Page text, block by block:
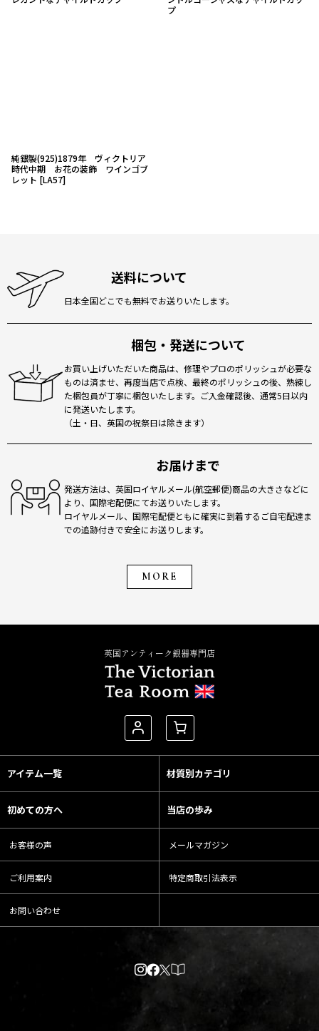
プ
純銀製(925)1879年 ヴィクトリア
時代中期 お花の装飾 ワインゴブ
レット [LA57]
送料について
日本全国どこでも無料でお送りいたします。
梱包・発送について
お買い上げいただいた商品は、修理やプロのポリッシュが必要な
ものは済ませ、再度当店で点検、最終のポリッシュの後、熟練し
た梱包員が丁寧に梱包いたします。ご入金確認後、通常5日以内
に発送いたします。
（土・日、英国の祝祭日は除きます）
お届けまで
発送方法は、英国ロイヤルメール(航空郵便)商品の大きさなどに
より、国際宅配便にてお送りいたします。
ロイヤルメール、国際宅配便ともに確実に到着するご自宅配達ま
での追跡付きで安全にお送りします。
MORE
英国アンティーク銀器専門店
アイテム一覧 材質別カテゴリ
初めての方へ 当店の歩み
お客様の声 メールマガジン
ご利用案内 特定商取引法表示
お問い合わせ